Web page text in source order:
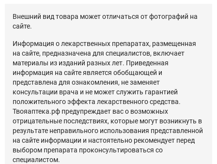
Внешний вид товара может отличаться от фотографий на
сайте.
Информация о лекарственных препаратах, размещенная
на сайте, предназначена для специалистов, включает
материалы из изданий разных лет. Приведенная
информация на сайте является обобщающей и
представлена для ознакомления, не заменяет
консультации врача и не может служить гарантией
положительного эффекта лекарственного средства.
Твояаптека.рф предупреждает вас о возможных
отрицательные последствиях, которые могут возникнуть в
результате неправильного использования представленной
на сайте информации и настоятельно рекомендует перед
выбором препарата проконсультироваться со
специалистом.